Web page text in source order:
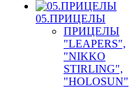
05.ПРИЦЕЛЫ
ПРИЦЕЛЫ
"LEAPERS",
"NIKKO
STIRLING",
"HOLOSUN"